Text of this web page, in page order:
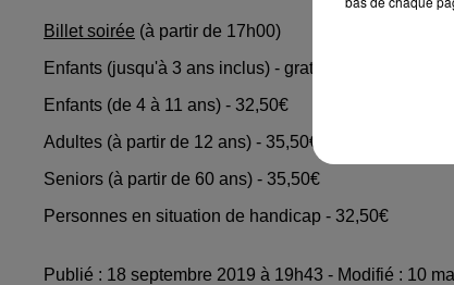
Billet soirée (à partir de 17h00)
Enfants (jusqu'à 3 ans inclus) - gratuit
Enfants (de 4 à 11 ans) - 32,50€
Adultes (à partir de 12 ans) - 35,50€
Seniors (à partir de 60 ans) - 35,50€
Personnes en situation de handicap - 32,50€
Publié : 18 septembre 2019 à 19h43 - Modifié : 10